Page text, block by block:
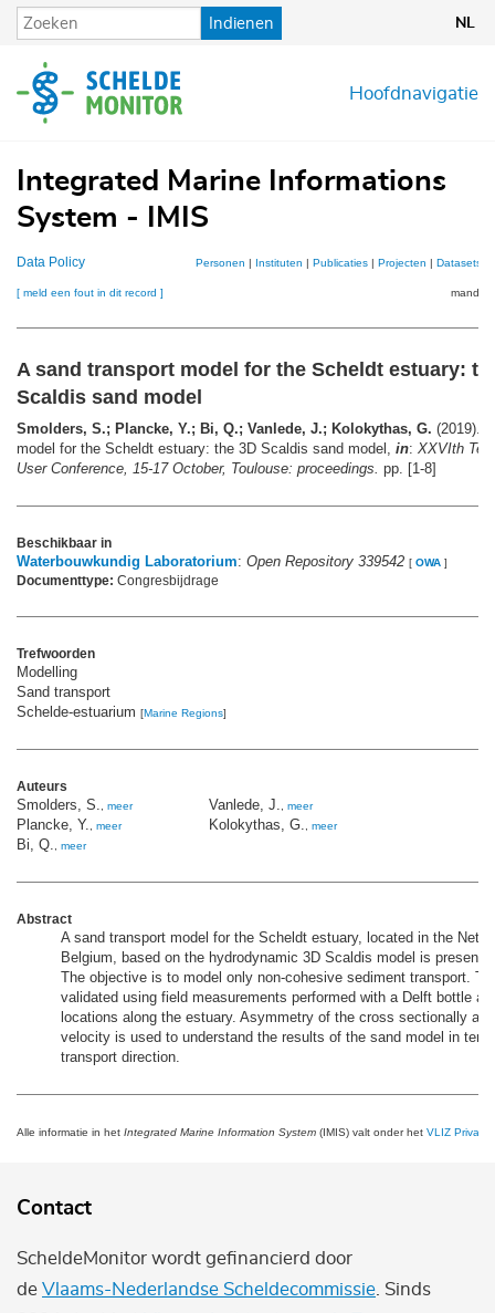
Overslaan
en
de
inhoud
Indienen NL
Hoofdnavigatie
Integrated Marine Informations
System - IMIS
Data Policy Personen | Instituten | Publicaties| Projecten | Datasets
[ meld een fout in dit record ] mandje
A sand transport model for the Scheldt estuary:
Scaldis sand model
Smolders, S.; Plancke, Y.; Bi, Q.; Vanlede, J.; Kolokythas, G. (2019).
model for the Scheldt estuary: the 3D Scaldis sand model, in: XXVIth
User Conference, 15-17 October, Toulouse: proceedings. pp. [1-8]
Beschikbaar in
Waterbouwkundig Laboratorium: Open Repository 339542 [ OWA ]
Documenttype: Congresbijdrage
Trefwoorden
Modelling
Sand transport
Schelde-estuarium [Marine Regions]
Auteurs
Smolders, S. meer
Plancke, Y. meer
Bi, Q. meer
Vanlede, J. meer
Kolokythas, G. meer
Abstract
A sand transport model for the Scheldt estuary, located in the
Belgium, based on the hydrodynamic 3D Scaldis model is
The objective is to model only non-cohesive sediment transport.
validated using field measurements performed with a Delft bottle at
locations along the estuary. Asymmetry of the cross sectionally
velocity is used to understand the results of the sand model in
transport direction.
Alle informatie in het Integrated Marine Information System (IMIS) valt onder het VLIZ Privacy
Contact
ScheldeMonitor wordt gefinancierd door
de Vlaams-Nederlandse Scheldecommissie . Sinds